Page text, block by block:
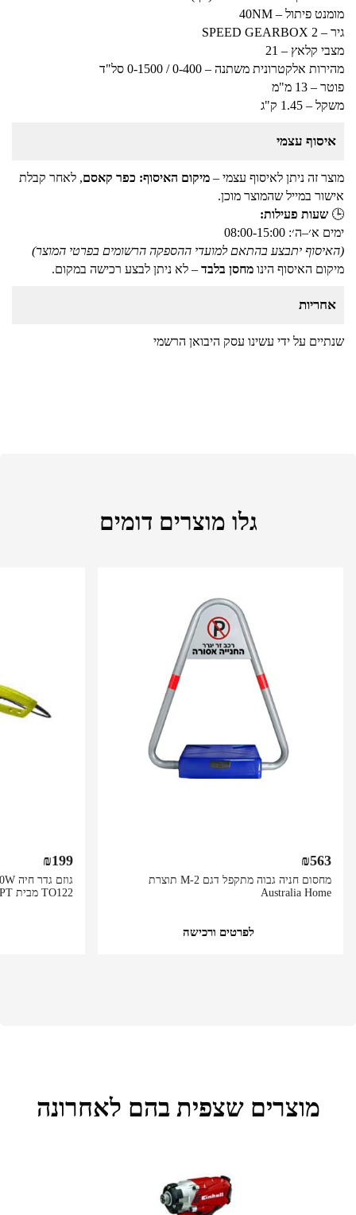
מומנט פיתול – 40NM
גיר – 2 SPEED GEARBOX
מצבי קלאץ – 21
מהירות אלקטרונית משתנה – 0-400 / 0-1500 סל"ד
פוטר – 13 מ"מ
משקל – 1.45 ק"ג
איסוף עצמי
מוצר זה ניתן לאיסוף עצמי – מיקום האיסוף: כפר קאסם, לאחר קבלת
אישור במייל שהמוצר מוכן.
🕒 שעות פעילות:
ימים א׳–ה׳: 08:00-15:00
(האיסוף יתבצע בהתאם למועדי ההספקה הרשומים בפרטי המוצר)
מיקום האיסוף הינו מחסן בלבד – לא ניתן לבצע רכישה במקום.
אחריות
שנתיים על ידי עשינו עסק היבואן הרשמי
גלו מוצרים דומים
מחסום חניה גבוה מתקפל דגם M-2 תוצרת
Australia Home
₪563
לפרטים ורכישה
TO122 מבית GPT
₪199
מוצרים שצפית בהם לאחרונה